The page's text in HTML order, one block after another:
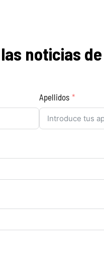
noticias
Apellidos